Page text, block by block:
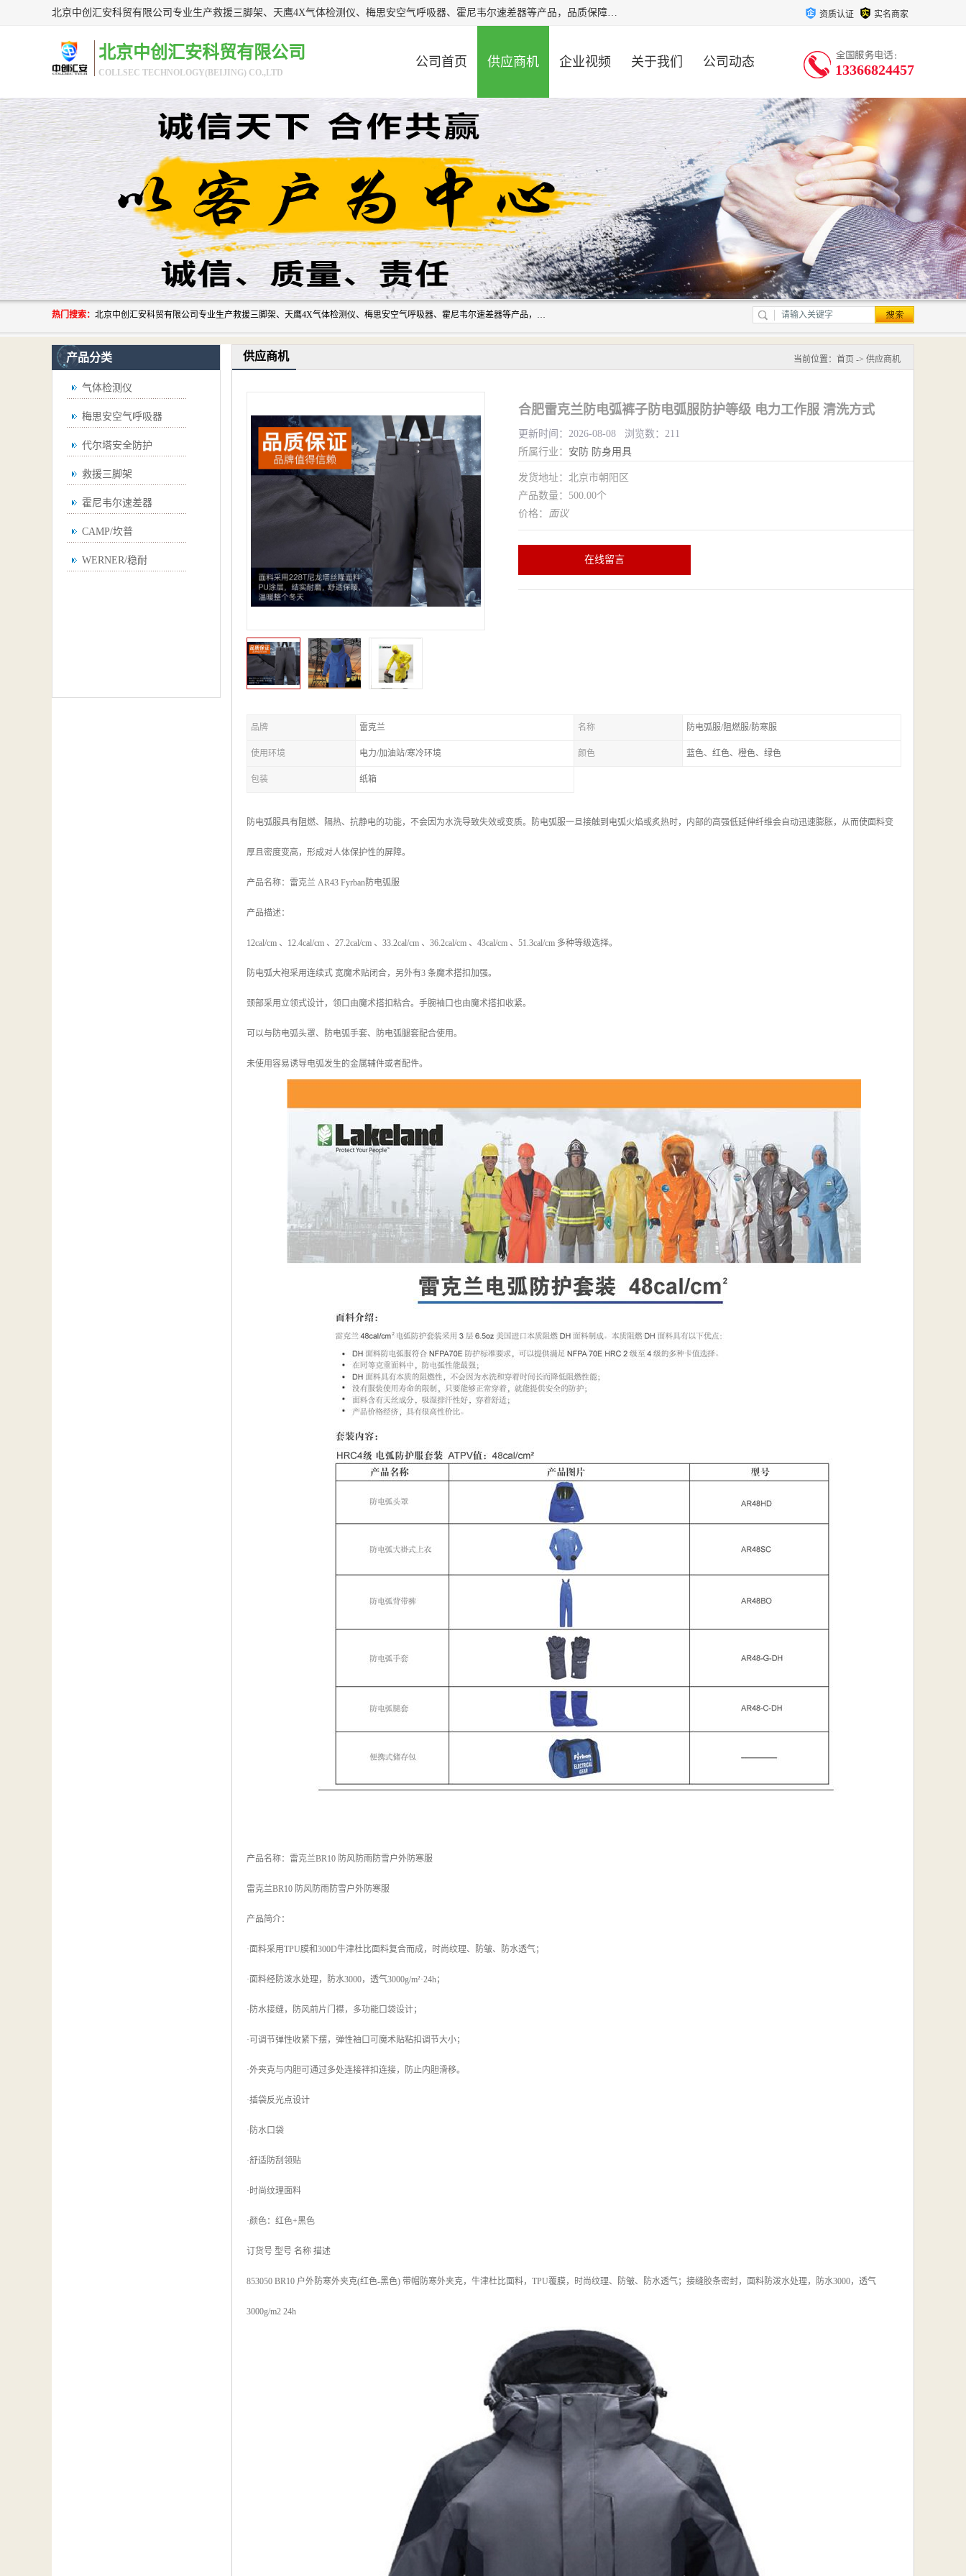
北京中创汇安科贸有限公司专业生产救援三脚架、天鹰4X气体检测仪、梅思安空气呼吸器、霍尼韦尔速差器等产品，品质保障，价格合理，欢迎在线致电咨询。 资质认证 实名商家
北京中创汇安科贸有限公司
COLLSEC TECHNOLOGY(BEIJING) CO.,LTD
公司首页 供应商机 企业视频 关于我们 公司动态 13366824457
热门搜索： 北京中创汇安科贸有限公司专业生产救援三脚架、天鹰4X气体检测仪、梅思安空气呼吸器、霍尼韦尔速差器等产品，品质保障，价格合理，欢迎在线致电咨询。
产品分类
气体检测仪
梅思安空气呼吸器
代尔塔安全防护
救援三脚架
霍尼韦尔速差器
CAMP/坎普
WERNER/稳耐
供应商机 当前位置： 首页 -> 供应商机
合肥雷克兰防电弧裤子防电弧服防护等级 电力工作服 清洗方式
更新时间：2026-08-08 浏览数：211
所属行业： 安防 防身用具
发货地址：北京市朝阳区
产品数量：500.00个
价格： 面议
在线留言
品牌 雷克兰 名称 防电弧服/阻燃服/防寒服
使用环境 电力/加油站/寒冷环境 颜色 蓝色、红色、橙色、绿色
包装 纸箱
防电弧服具有阻燃、隔热、抗静电的功能，不会因为水洗导致失效或变质。防电弧服一旦接触到电弧火焰或炙热时，内部的高强低延伸纤维会自动迅速膨胀，从而使面料变
厚且密度变高，形成对人体保护性的屏障。
产品名称：雷克兰 AR43 Fyrban防电弧服
产品描述：
12cal/cm 、12.4cal/cm 、27.2cal/cm 、33.2cal/cm 、36.2cal/cm 、43cal/cm 、51.3cal/cm 多种等级选择。
防电弧大袍采用连续式 宽魔术贴闭合，另外有3 条魔术搭扣加强。
颈部采用立领式设计，领口由魔术搭扣粘合。手腕袖口也由魔术搭扣收紧。
可以与防电弧头罩、防电弧手套、防电弧腿套配合使用。
未使用容易诱导电弧发生的金属辅件或者配件。
产品名称：雷克兰BR10 防风防雨防雪户外防寒服
雷克兰BR10 防风防雨防雪户外防寒服
产品简介：
·面料采用TPU膜和300D牛津杜比面料复合而成，时尚纹理、防皱、防水透气；
·面料经防泼水处理，防水3000，透气3000g/m²·24h；
·防水接缝，防风前片门襟，多功能口袋设计；
·可调节弹性收紧下摆，弹性袖口可魔术贴粘扣调节大小；
·外夹克与内胆可通过多处连接袢扣连接，防止内胆滑移。
·插袋反光点设计
·防水口袋
·舒适防刮领贴
·时尚纹理面料
·颜色：红色+黑色
订货号 型号 名称 描述
853050 BR10 户外防寒外夹克(红色-黑色) 带帽防寒外夹克，牛津杜比面料，TPU覆膜，时尚纹理、防皱、防水透气；接缝胶条密封，面料防泼水处理，防水3000，透气
3000g/m2 24h